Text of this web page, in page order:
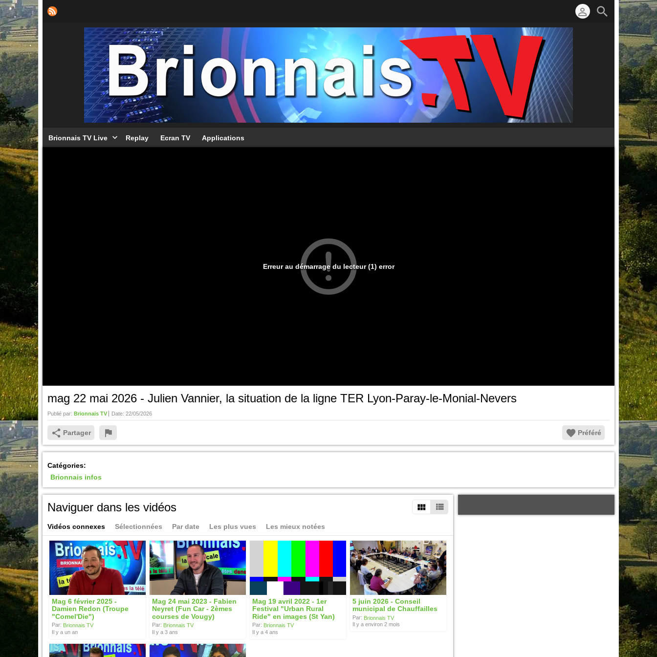
Brionnais TV Live Replay Ecran TV Applications
Erreur au démarrage du lecteur (1) error
mag 22 mai 2026 - Julien Vannier, la situation de la ligne TER Lyon-Paray-le-Monial-Nevers
Publié par: Brionnais TV Date: 22/05/2026
Partager Préféré
Catégories:
Brionnais infos
Naviguer dans les vidéos
Vidéos connexes Sélectionnées Par date Les plus vues Les mieux notées
Mag 6 février 2025 -
Damien Redon (Troupe
"Comel'Die")
Par: Brionnais TV
Il y a un an
Mag 24 mai 2023 - Fabien
Neyret (Fun Car - 2èmes
courses de Vougy)
Par: Brionnais TV
Il y a 3 ans
Mag 19 avril 2022 - 1er
Festival "Urban Rural
Ride" en images (St Yan)
Par: Brionnais TV
Il y a 4 ans
5 juin 2026 - Conseil
municipal de Chauffailles
Par: Brionnais TV
Il y a environ 2 mois